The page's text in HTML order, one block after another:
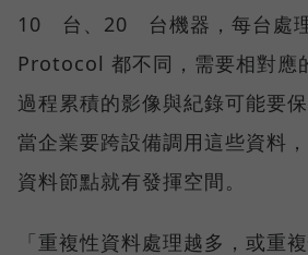
10 台、20 台機器，每台處
Protocol 都不同，需要相對應
過程累積的影像與紀錄可能要
當企業要跨設備調用這些資料
資料節點就有發揮空間。
「重複性資料處理越多，或重